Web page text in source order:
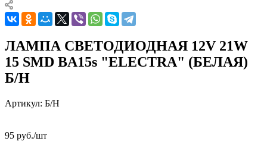
ЛАМПА СВЕТОДИОДНАЯ 12V 21W
15 SMD BA15s "ELECTRA" (БЕЛАЯ)
Б/Н
Артикул: Б/Н
95 руб./шт